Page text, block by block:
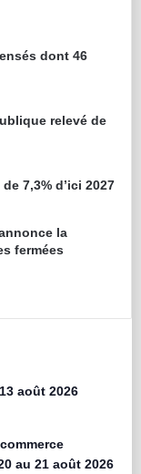
dont 46
relevé de
7,3% d’ici 2027
la
fermées
août 2026
au 21 août 2026